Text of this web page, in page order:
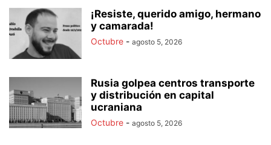
¡Resiste, querido amigo, hermano
y camarada!
Octubre - agosto 5, 2026
Rusia golpea centros transporte
y distribución en capital
ucraniana
Octubre - agosto 5, 2026